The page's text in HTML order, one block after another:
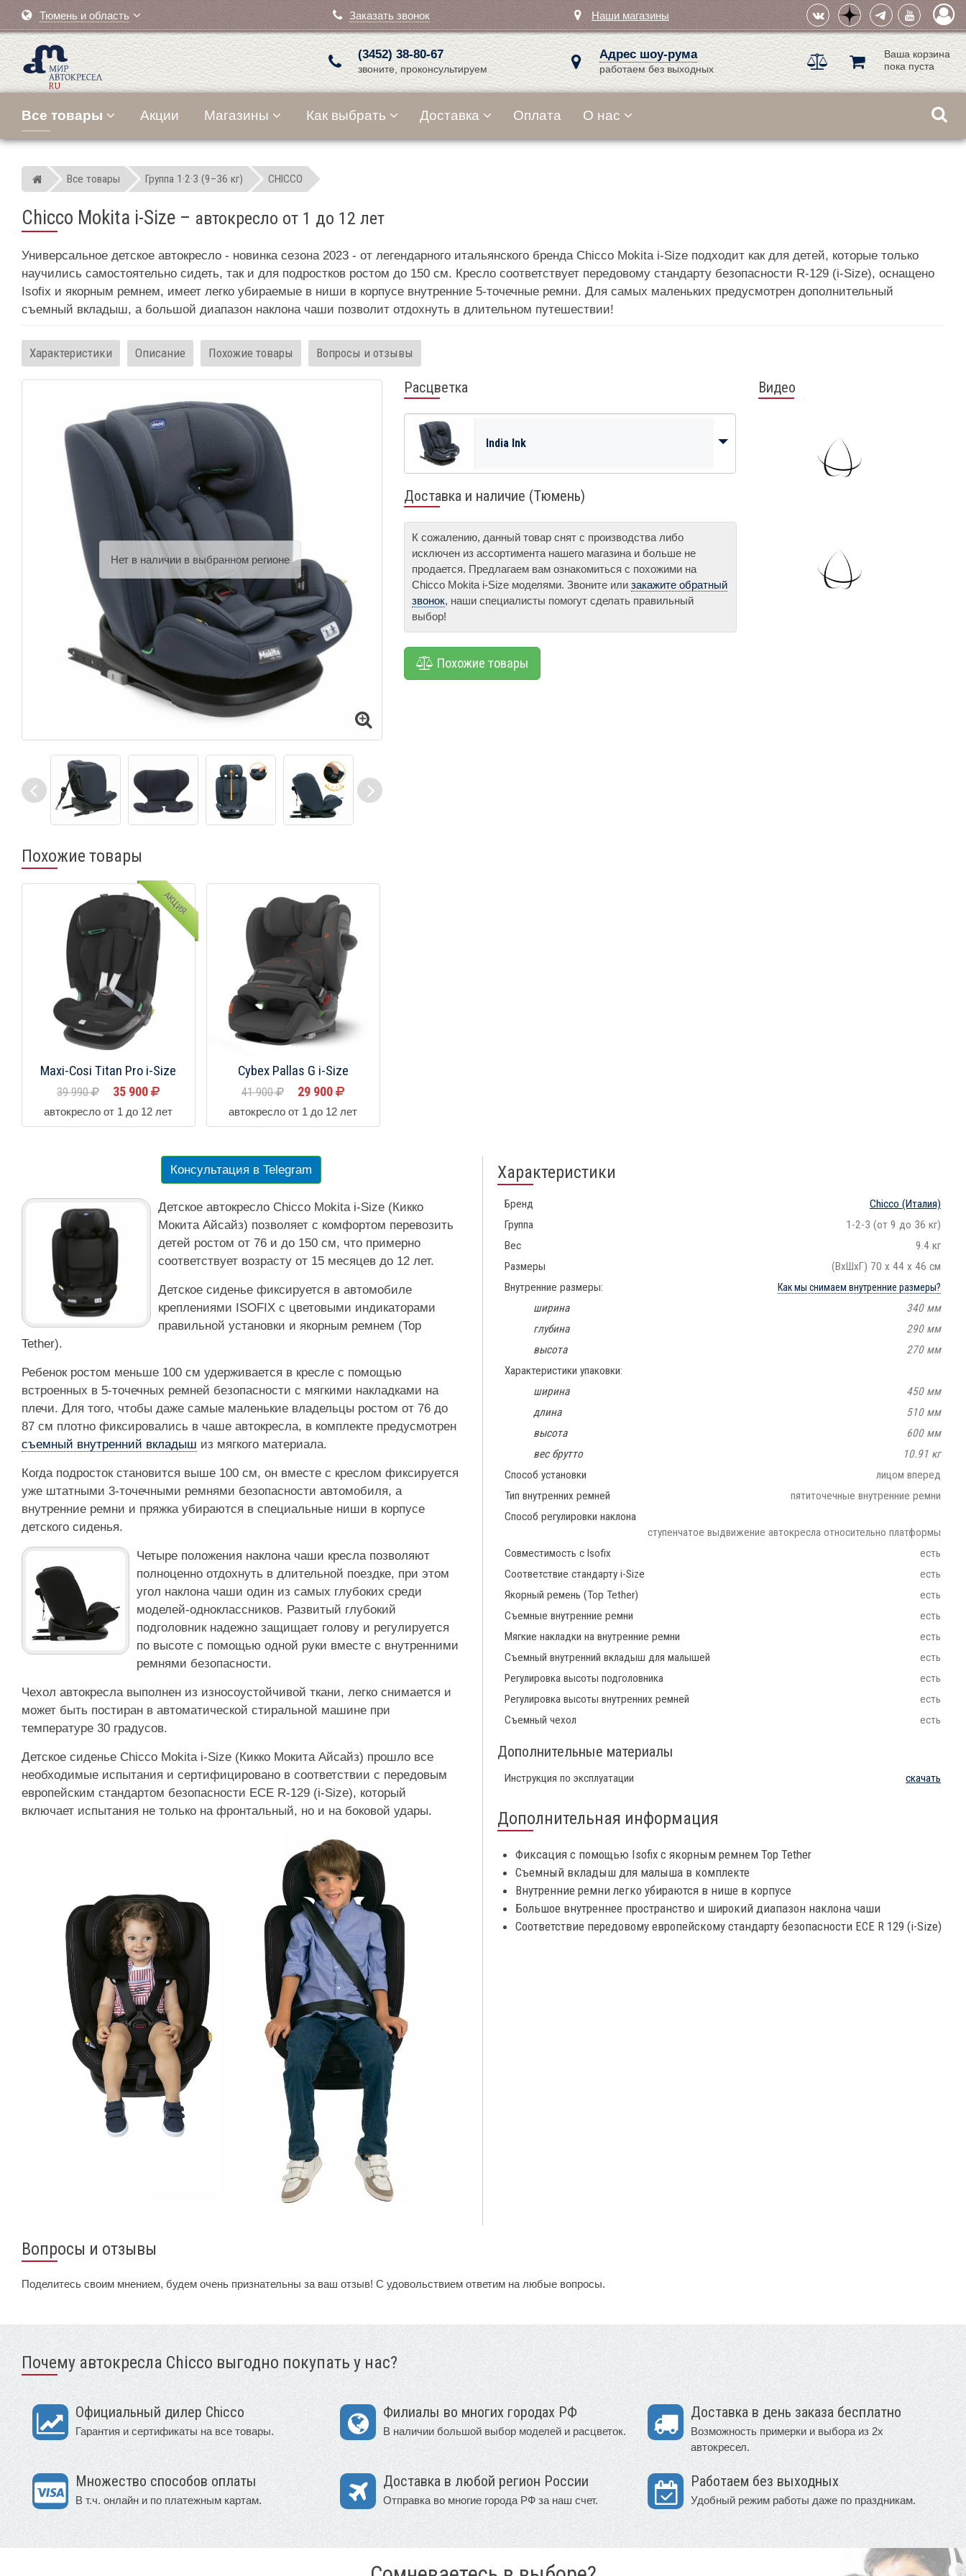
Тюмень и область Заказать звонок Наши магазины
(3452) 38-80-67
звоните, проконсультируем
Адрес шоу-рума
работаем без выходных
Ваша корзина
пока пуста
Все товары Акции Магазины Как выбрать Доставка Оплата О нас
Мир детских автокресел
Все товары Группа 1·2·3 (9–36 кг) CHICCO
Chicco Mokita i-Size – автокресло от 1 до 12 лет
Универсальное детское автокресло - новинка сезона 2023 - от легендарного итальянского бренда Chicco Mokita i-Size подходит как для детей, которые только
научились самостоятельно сидеть, так и для подростков ростом до 150 см. Кресло соответствует передовому стандарту безопасности R-129 (i-Size), оснащено
Isofix и якорным ремнем, имеет легко убираемые в ниши в корпусе внутренние 5-точечные ремни. Для самых маленьких предусмотрен дополнительный
съемный вкладыш, а большой диапазон наклона чаши позволит отдохнуть в длительном путешествии!
Характеристики Описание Похожие товары Вопросы и отзывы
Расцветка
India Ink
Доставка и наличие (Тюмень)
К сожалению, данный товар снят с производства либо
исключен из ассортимента нашего магазина и больше не
продается. Предлагаем вам ознакомиться с похожими на
Chicco Mokita i-Size моделями. Звоните илизакажите обратный
звонок, наши специалисты помогут сделать правильный
выбор!
Похожие товары
Видео
Похожие товары
АКЦИЯ
Maxi-Cosi Titan Pro i-Size
39 990 35 900
автокресло от 1 до 12 лет
Cybex Pallas G i-Size
41 900 29 900
автокресло от 1 до 12 лет
Консультация в Telegram
Детское автокресло Chicco Mokita i-Size (Кикко
Мокита Айсайз) позволяет с комфортом перевозить
детей ростом от 76 и до 150 см, что примерно
соответствует возрасту от 15 месяцев до 12 лет.
Детское сиденье фиксируется в автомобиле
креплениями ISOFIX с цветовыми индикаторами
правильной установки и якорным ремнем (Top
Tether).
Ребенок ростом меньше 100 см удерживается в кресле с помощью
встроенных в 5-точечных ремней безопасности с мягкими накладками на
плечи. Для того, чтобы даже самые маленькие владельцы ростом от 76 до
87 см плотно фиксировались в чаше автокресла, в комплекте предусмотрен
съемный внутренний вкладыш из мягкого материала.
Когда подросток становится выше 100 см, он вместе с креслом фиксируется
уже штатными 3-точечными ремнями безопасности автомобиля, а
внутренние ремни и пряжка убираются в специальные ниши в корпусе
детского сиденья.
Четыре положения наклона чаши кресла позволяют
полноценно отдохнуть в длительной поездке, при этом
угол наклона чаши один из самых глубоких среди
моделей-одноклассников. Развитый глубокий
подголовник надежно защищает голову и регулируется
по высоте с помощью одной руки вместе с внутренними
ремнями безопасности.
Чехол автокресла выполнен из износоустойчивой ткани, легко снимается и
может быть постиран в автоматической стиральной машине при
температуре 30 градусов.
Детское сиденье Chicco Mokita i-Size (Кикко Мокита Айсайз) прошло все
необходимые испытания и сертифицировано в соответствии с передовым
европейским стандартом безопасности ECE R-129 (i-Size), который
включает испытания не только на фронтальный, но и на боковой удары.
Характеристики
Бренд Chicco (Италия)
Группа
1-2-3 (от 9 до 36 кг)
Вес
9.4 кг
Размеры
(ВхШхГ) 70 x 44 x 46 см
Внутренние размеры:
Как мы снимаем внутренние размеры?
ширина
340 мм
глубина
290 мм
высота
270 мм
Характеристики упаковки:
ширина
450 мм
длина
510 мм
высота
600 мм
вес брутто
10.91 кг
Способ установки
лицом вперед
Тип внутренних ремней
пятиточечные внутренние ремни
Способ регулировки наклона
ступенчатое выдвижение автокресла относительно платформы
Совместимость с Isofix
есть
Соответствие стандарту i-Size
есть
Якорный ремень (Top Tether)
есть
Съемные внутренние ремни
есть
Мягкие накладки на внутренние ремни
есть
Съемный внутренний вкладыш для малышей
есть
Регулировка высоты подголовника
есть
Регулировка высоты внутренних ремней
есть
Съемный чехол
есть
Дополнительные материалы
Инструкция по эксплуатации скачать
Дополнительная информация
Фиксация с помощью Isofix с якорным ремнем Top Tether
Съемный вкладыш для малыша в комплекте
Внутренние ремни легко убираются в нише в корпусе
Большое внутреннее пространство и широкий диапазон наклона чаши
Соответствие передовому европейскому стандарту безопасности ECE R 129 (i-Size)
Вопросы и отзывы
Поделитесь своим мнением, будем очень признательны за ваш отзыв! С удовольствием ответим на любые вопросы.
Почему автокресла Chicco выгодно покупать у нас?
Официальный дилер Chicco
Гарантия и сертификаты на все товары.
Филиалы во многих городах РФ
В наличии большой выбор моделей и расцветок.
Доставка в день заказа бесплатно
Возможность примерки и выбора из 2х
автокресел.
Множество способов оплаты
В т.ч. онлайн и по платежным картам.
Доставка в любой регион России
Отправка во многие города РФ за наш счет.
Работаем без выходных
Удобный режим работы даже по праздникам.